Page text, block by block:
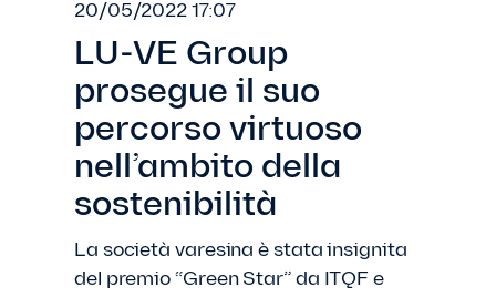
20/05/2022 17:07
LU-VE Group
prosegue il suo
percorso virtuoso
nell’ambito della
sostenibilità
La società varesina è stata insignita
del premio “Green Star” da ITQF e